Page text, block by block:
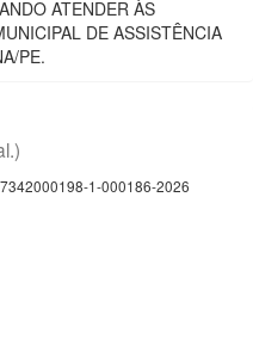
ATENDER ÀS
DE ASSISTÊNCIA
PE.
1-000186-2026